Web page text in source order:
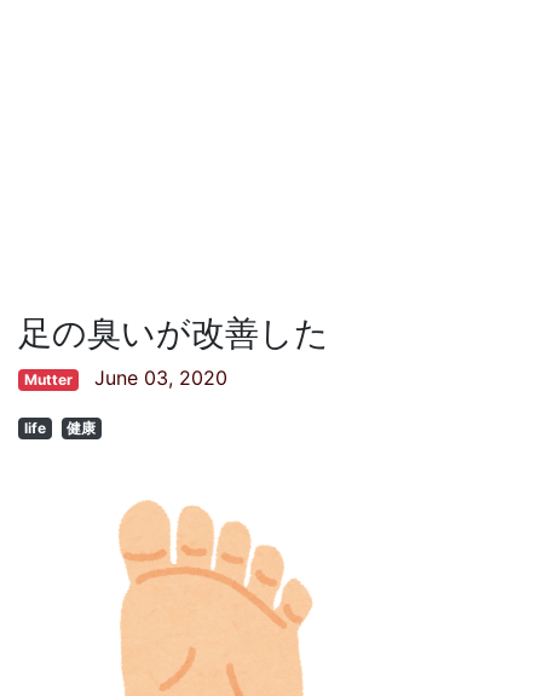
足の臭いが改善した
Mutter June 03, 2020
life 健康